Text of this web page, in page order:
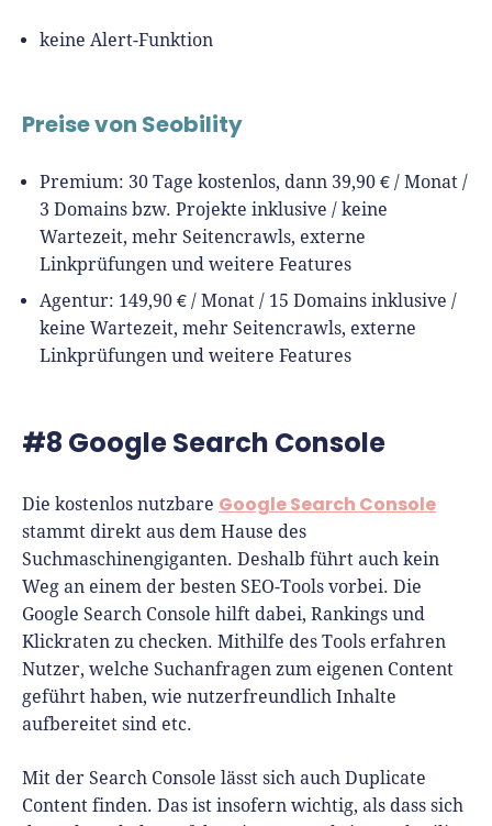
keine Alert-Funktion
Preise von Seobility
Premium: 30 Tage kostenlos, dann 39,90 € / Monat /
3 Domains bzw. Projekte inklusive / keine
Wartezeit, mehr Seitencrawls, externe
Linkprüfungen und weitere Features
Agentur: 149,90 € / Monat / 15 Domains inklusive /
keine Wartezeit, mehr Seitencrawls, externe
Linkprüfungen und weitere Features
#8 Google Search Console
Die kostenlos nutzbare Google Search Console
stammt direkt aus dem Hause des
Suchmaschinengiganten. Deshalb führt auch kein
Weg an einem der besten SEO-Tools vorbei. Die
Google Search Console hilft dabei, Rankings und
Klickraten zu checken. Mithilfe des Tools erfahren
Nutzer, welche Suchanfragen zum eigenen Content
geführt haben, wie nutzerfreundlich Inhalte
aufbereitet sind etc.
Mit der Search Console lässt sich auch Duplicate
Content finden. Das ist insofern wichtig, als dass sich